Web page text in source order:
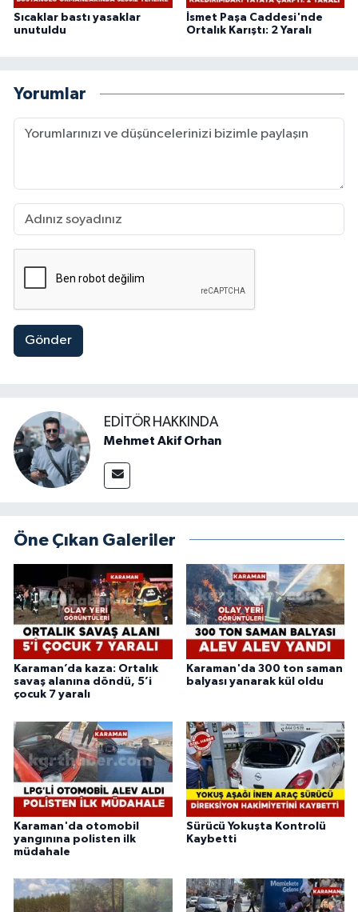
Sıcaklar bastı yasaklar
unutuldu
İsmet Paşa Caddesi'nde
Ortalık Karıştı: 2 Yaralı
Yorumlar
Gönder
EDITÖR HAKKINDA
Mehmet Akif Orhan
Öne Çıkan Galeriler
Karaman’da kaza: Ortalık
savaş alanına döndü, 5’i
çocuk 7 yaralı
Karaman'da 300 ton saman
balyası yanarak kül oldu
Karaman'da otomobil
yangınına polisten ilk
müdahale
Sürücü Yokuşta Kontrolü
Kaybetti